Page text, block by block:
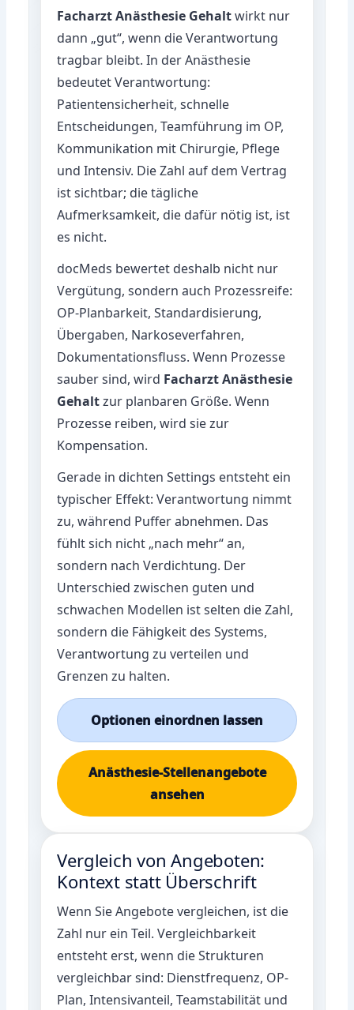
Facharzt Anästhesie Gehaltwirkt nur
dann „gut“, wenn die Verantwortung
tragbar bleibt. In der Anästhesie
bedeutet Verantwortung:
Patientensicherheit, schnelle
Entscheidungen, Teamführung im OP,
Kommunikation mit Chirurgie, Pflege
und Intensiv. Die Zahl auf dem Vertrag
ist sichtbar; die tägliche
Aufmerksamkeit, die dafür nötig ist, ist
es nicht.
docMeds bewertet deshalb nicht nur
Vergütung, sondern auch Prozessreife:
OP-Planbarkeit, Standardisierung,
Übergaben, Narkoseverfahren,
Dokumentationsfluss. Wenn Prozesse
sauber sind, wird Facharzt Anästhesie
Gehaltzur planbaren Größe. Wenn
Prozesse reiben, wird sie zur
Kompensation.
Gerade in dichten Settings entsteht ein
typischer Effekt: Verantwortung nimmt
zu, während Puffer abnehmen. Das
fühlt sich nicht „nach mehr“ an,
sondern nach Verdichtung. Der
Unterschied zwischen guten und
schwachen Modellen ist selten die Zahl,
sondern die Fähigkeit des Systems,
Verantwortung zu verteilen und
Grenzen zu halten.
Optionen einordnen lassen
Anästhesie-Stellenangebote
ansehen
Vergleich von Angeboten:
Kontext statt Überschrift
Wenn Sie Angebote vergleichen, ist die
Zahl nur ein Teil. Vergleichbarkeit
entsteht erst, wenn die Strukturen
vergleichbar sind: Dienstfrequenz, OP-
Plan, Intensivanteil, Teamstabilität und